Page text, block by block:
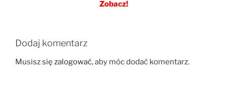
Zobacz!
Dodaj komentarz
Musisz się zalogować, aby móc dodać komentarz.